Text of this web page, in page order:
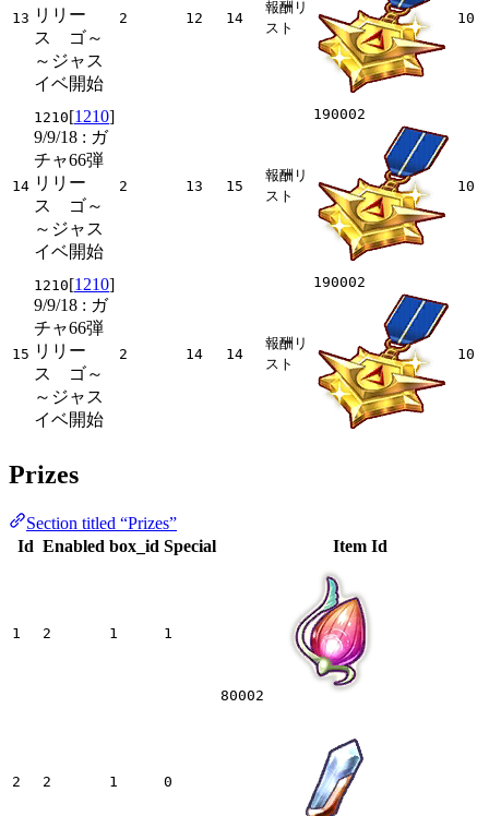
13 リリー
ス ゴ～
～ジャス
イベ開始
2 12 14
報酬リ
スト
10
14
1210[1210]
9/9/18 : ガ
チャ66弾
リリー
ス ゴ～
～ジャス
イベ開始
2 13 15
報酬リ
スト
190002
10
15
1210[1210]
9/9/18 : ガ
チャ66弾
リリー
ス ゴ～
～ジャス
イベ開始
2 14 14
報酬リ
スト
190002
10
Prizes
Section titled “Prizes”
Id Enabled box_id Special Item Id
1 2 1 1
80002
2 2 1 0